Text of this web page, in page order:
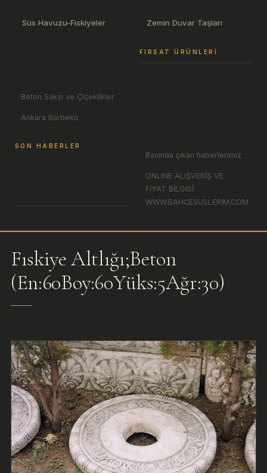
Süs Havuzu-Fiskiyeler Zemin Duvar Taşları
FIRSAT ÜRÜNLERI
Beton Saksı ve Çiçeklikler
Ankara Barbekü
SON HABERLER
Basında çıkan haberlerimiz
ONLINE ALIŞVERİŞ VE
FİYAT BİLGİSİ
WWW.BAHCESUSLERİM.COM
Fıskiye Altlığı;Beton
(En:60Boy:60Yüks:5Ağr:30)